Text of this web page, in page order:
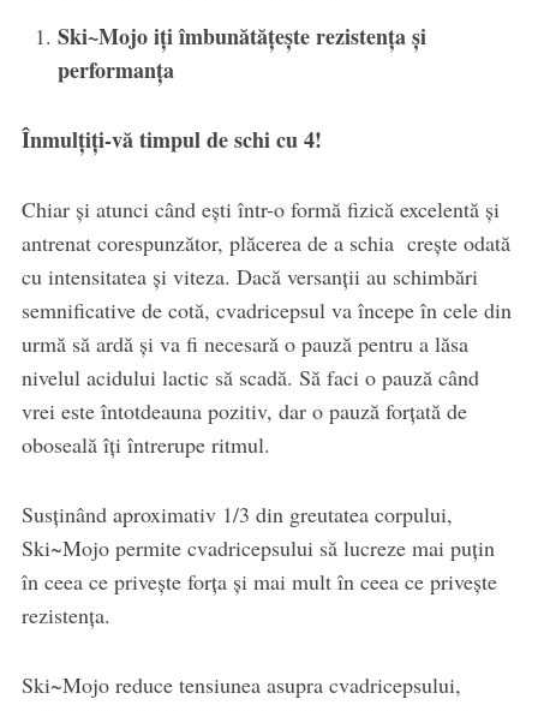
Ski~Mojo iți îmbunătățește rezistența și
performanța
Înmulțiți-vă timpul de schi cu 4!
Chiar și atunci când ești într-o formă fizică excelentă și
antrenat corespunzător, plăcerea de a schia crește odată
cu intensitatea și viteza. Dacă versanții au schimbări
semnificative de cotă, cvadricepsul va începe în cele din
urmă să ardă și va fi necesară o pauză pentru a lăsa
nivelul acidului lactic să scadă. Să faci o pauză când
vrei este întotdeauna pozitiv, dar o pauză forțată de
oboseală îți întrerupe ritmul.
Susținând aproximativ 1/3 din greutatea corpului,
Ski~Mojo permite cvadricepsului să lucreze mai puțin
în ceea ce privește forța și mai mult în ceea ce privește
rezistența.
Ski~Mojo reduce tensiunea asupra cvadricepsului,